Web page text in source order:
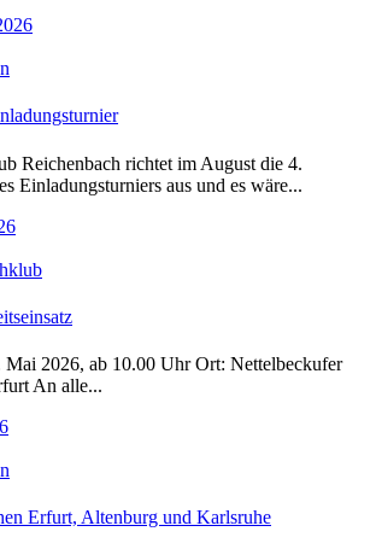
Reichenbach richtet im August die 4.
Einladungsturniers aus und es wäre...
Mai 2026, ab 10.00 Uhr Ort: Nettelbeckufer
An alle...
Erfurt, Altenburg und Karlsruhe